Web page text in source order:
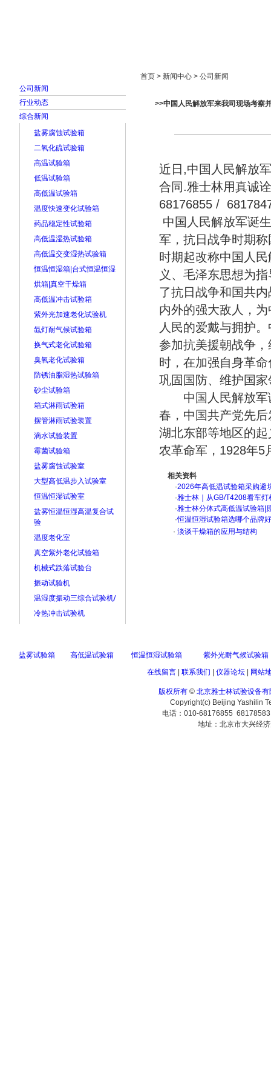
公司新闻
行业动态
综合新闻
盐雾腐蚀试验箱
二氧化硫试验箱
高温试验箱
低温试验箱
高低温试验箱
温度快速变化试验箱
药品稳定性试验箱
高低温湿热试验箱
高低温交变湿热试验箱
恒温恒湿箱|台式恒温恒湿
烘箱|真空干燥箱
高低温冲击试验箱
紫外光加速老化试验机
氙灯耐气候试验箱
换气式老化试验箱
臭氧老化试验箱
防锈油脂湿热试验箱
砂尘试验箱
箱式淋雨试验箱
摆管淋雨试验装置
滴水试验装置
霉菌试验箱
盐雾腐蚀试验室
大型高低温步入试验室
恒温恒湿试验室
盐雾恒温恒湿高温复合试
验
温度老化室
真空紫外老化试验箱
机械式跌落试验台
振动试验机
温湿度振动三综合试验机/
冷热冲击试验机
首页 > 新闻中心 > 公司新闻
>>中国人民解放军来我司现场考察
近日,中国人民解放
合同.雅士林用真诚
68176855 /
中国人民解放军诞
军，抗日战争时期
时期起改称中国人
义、毛泽东思想为
了抗日战争和国共
内外的强大敌人，
人民的爱戴与拥护
参加抗美援朝战争
时，在加强自身革
巩固国防、维护国
中国人民解放军
春，中国共产党先
湖北东部等地区的
农革命军，1928年5
相关资料
·2026年高低温试验箱采购
·雅士林｜从GB/T4208看车
·雅士林分体式高低温试验箱|
·恒温恒湿试验箱选哪个品牌
· 淡谈干燥箱的应用与结构
盐雾试验箱 高低温试验箱 恒温恒湿试验箱
紫外光耐气候试验箱
在线留言| 联系我们 仪器论坛| 网站
版权所有 © 北京雅士林试验设备有
Copyright(c) Beijing Yashilin
电话：010-68176855
地址：北京市大兴经